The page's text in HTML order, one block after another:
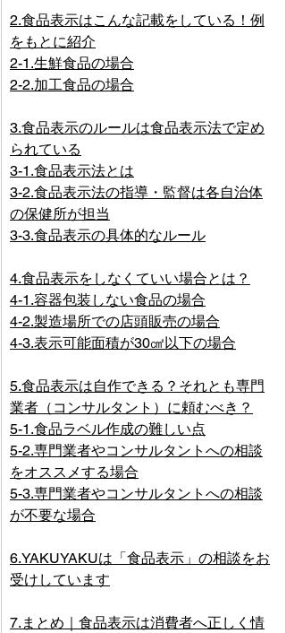
2.食品表示はこんな記載をしている！例
をもとに紹介
2-1.生鮮食品の場合
2-2.加工食品の場合
3.食品表示のルールは食品表示法で定め
られている
3-1.食品表示法とは
3-2.食品表示法の指導・監督は各自治体
の保健所が担当
3-3.食品表示の具体的なルール
4.食品表示をしなくていい場合とは？
4-1.容器包装しない食品の場合
4-2.製造場所での店頭販売の場合
4-3.表示可能面積が30㎠以下の場合
5.食品表示は自作できる？それとも専門
業者（コンサルタント）に頼むべき？
5-1.食品ラベル作成の難しい点
5-2.専門業者やコンサルタントへの相談
をオススメする場合
5-3.専門業者やコンサルタントへの相談
が不要な場合
6.YAKUYAKUは「食品表示」の相談をお
受けしています
7.まとめ｜食品表示は消費者へ正しく情